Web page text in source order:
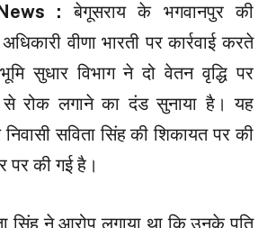
:बेगूसराय के भगवानपुर की
वीणा भारती पर कार्रवाई करते
सुधार विभाग ने दो वेतन वृद्धि पर
से रोक लगाने का दंड सुनाया है। यह
निवासी सविता सिंह की शिकायत पर की
पर की गई है।
सिंह ने आरोप लगाया था कि उनके पति